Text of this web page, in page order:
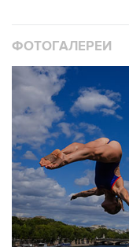
ФОТОГАЛЕРЕИ